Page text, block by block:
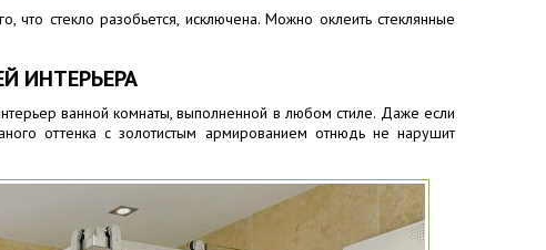
что стекло разобьется, исключена. Можно оклеить стеклянные
ИНТЕРЬЕРА
ванной комнаты, выполненной в любом стиле. Даже если
оттенка с золотистым армированием отнюдь не нарушит